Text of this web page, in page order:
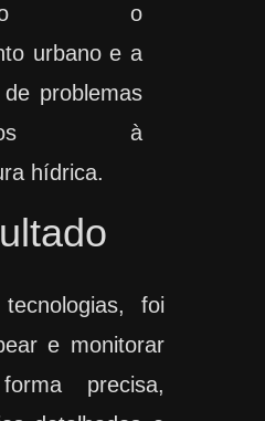
o
urbano e a
problemas
à
hídrica.
foi
e monitorar
precisa,